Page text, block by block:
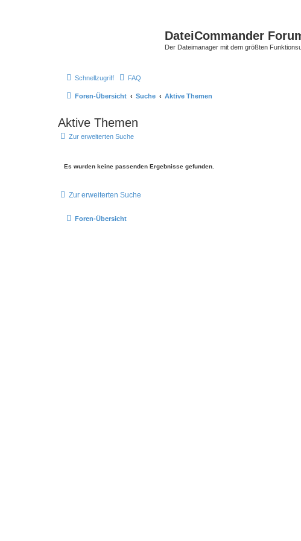
DateiCommander
Der Dateimanager mit dem größten
Schnellzugriff FAQ
Foren-Übersicht Suche Aktive Themen
Aktive Themen
Zur erweiterten Suche
Es wurden keine passenden Ergebnisse gefunden.
Zur erweiterten Suche
Foren-Übersicht